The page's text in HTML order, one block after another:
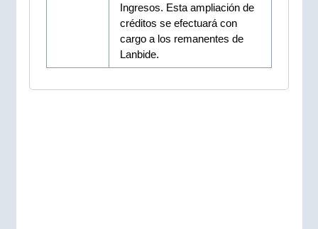
Ingresos. Esta ampliación de
créditos se efectuará con
cargo a los remanentes de
Lanbide.